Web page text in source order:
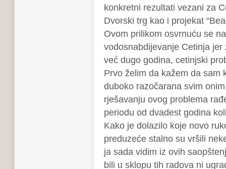
konkretni rezultati vezani za
Dvorski trg kao i projekat
Ovom prilikom osvrnuću se na
vodosnabdijevanje Cetinja jer
već dugo godina, cetinjski
Prvo želim da kažem da sam
duboko razočarana svim
rješavanju ovog problema
periodu od dvadest godina
Kako je dolazilo koje novo
preduzeće stalno su vršili
ja sada vidim iz ovih
bili u sklopu tih radova ni